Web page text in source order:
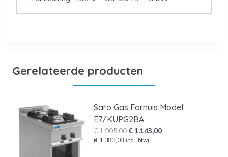
Gerelateerde producten
Saro Gas Fornuis Model
E7/KUPG2BA
€1.905,00Oorspronkelijke
prijs
€ 1.143,00Huidige
(€ 1.383,03 incl. btw)